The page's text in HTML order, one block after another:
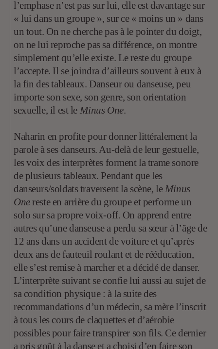
l’emphase n’est pas sur lui, elle est davantage sur
« lui dans un groupe », sur ce « moins un » dans
un tout. On ne cherche pas à le pointer du doigt,
on ne lui reproche pas sa différence, on montre
simplement qu’elle existe. Le reste du groupe
l’accepte. Il se joindra d’ailleurs souvent à eux à
la fin des tableaux. Danseur ou danseuse, peu
importe son sexe, son genre, son orientation
sexuelle, il est le Minus One.
Naharin en profite pour donner littéralement la
parole à ses danseurs. Au-delà de leur gestuelle,
les voix des interprètes forment la trame sonore
de plusieurs tableaux. Pendant que les
danseurs/soldats traversent la scène, leMinus
Onereste en arrière du groupe et performe un
solo sur sa propre voix-off. On apprend entre
autres qu’une danseuse a perdu sa sœur à l’âge de
12 ans dans un accident de voiture et qu’après
deux ans de fauteuil roulant et de rééducation,
elle s’est remise à marcher et a décidé de danser.
L’interprète suivant se confie lui aussi au sujet de
sa condition physique : à la suite des
recommandations d’un médecin, sa mère l’inscrit
à tous les cours de claquettes et d’aérobie
possibles pour faire transpirer son fils. Ce dernier
a pris goût à la danse et a choisi d’en faire son